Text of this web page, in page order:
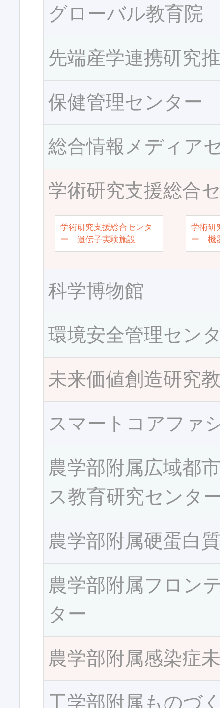
グローバル教育院
先端産学連携研究
保健管理センター
総合情報メディア
学術研究支援総合
学術研究支援総合センタ
ー 遺伝子実験施設
学術研
ー 機
科学博物館
環境安全管理セン
未来価値創造研究
スマートコアファ
農学部附属広域都
ス教育研究センタ
農学部附属硬蛋白
農学部附属フロン
ター
農学部附属感染症
工学部附属ものづ